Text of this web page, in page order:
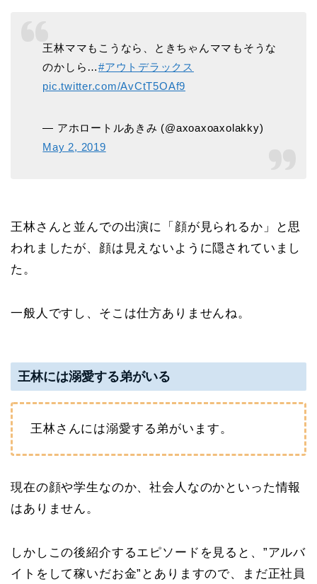
王林ママもこうなら、ときちゃんママもそうな
のかしら…#アウトデラックス
pic.twitter.com/AvCtT5OAf9
— アホロートルあきみ (@axoaxoaxolakky)
May 2, 2019
王林さんと並んでの出演に「顔が見られるか」と思
われましたが、顔は見えないように隠されていまし
た。
一般人ですし、そこは仕方ありませんね。
王林には溺愛する弟がいる
王林さんには溺愛する弟がいます。
現在の顔や学生なのか、社会人なのかといった情報
はありません。
しかしこの後紹介するエピソードを見ると、”アルバ
イトをして稼いだお金”とありますので、まだ正社員